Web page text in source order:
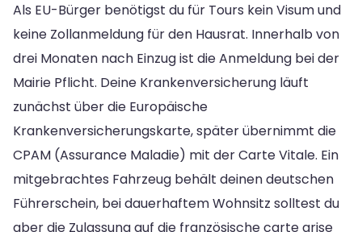
Als EU-Bürger benötigst du für Tours kein Visum und
keine Zollanmeldung für den Hausrat. Innerhalb von
drei Monaten nach Einzug ist die Anmeldung bei der
Mairie Pflicht. Deine Krankenversicherung läuft
zunächst über die Europäische
Krankenversicherungskarte, später übernimmt die
CPAM (Assurance Maladie) mit der Carte Vitale. Ein
mitgebrachtes Fahrzeug behält deinen deutschen
Führerschein, bei dauerhaftem Wohnsitz solltest du
aber die Zulassung auf die französische carte grise